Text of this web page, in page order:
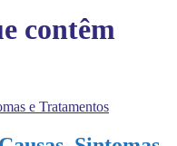
contêm